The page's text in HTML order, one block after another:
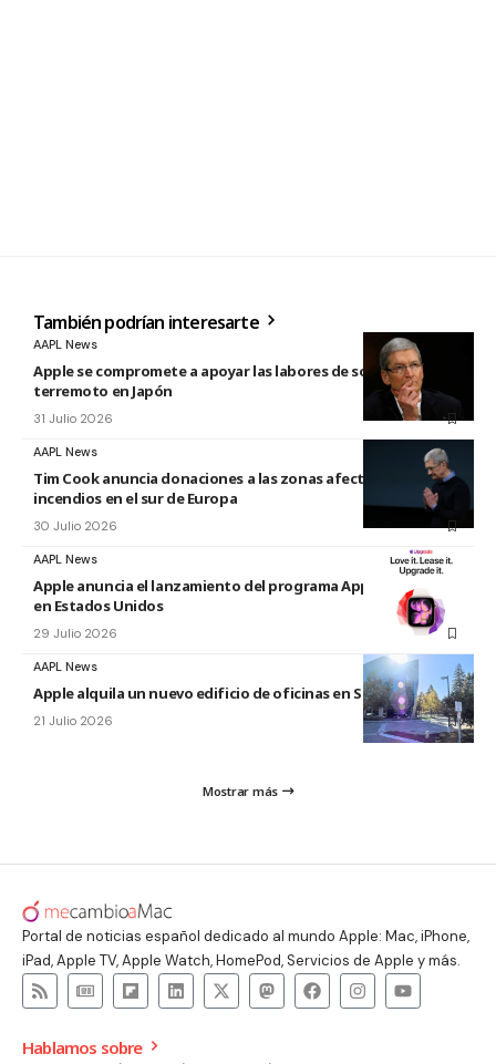
También podrían interesarte
AAPL News
Apple se compromete a apoyar las labores de socorro tras el
terremoto en Japón
31 Julio 2026
AAPL News
Tim Cook anuncia donaciones a las zonas afectadas por los
incendios en el sur de Europa
30 Julio 2026
AAPL News
Apple anuncia el lanzamiento del programa Apple Upgrade
en Estados Unidos
29 Julio 2026
AAPL News
Apple alquila un nuevo edificio de oficinas en Sunnyvale
21 Julio 2026
Mostrar más
Portal de noticias español dedicado al mundo Apple: Mac, iPhone,
iPad, Apple TV, Apple Watch, HomePod, Servicios de Apple y más.
Hablamos sobre